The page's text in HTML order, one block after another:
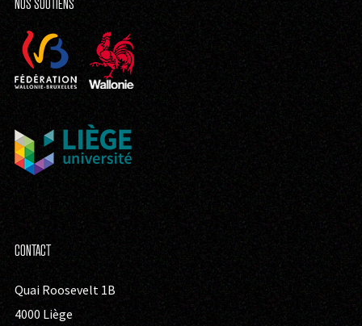
CONTACT
Quai Roosevelt 1B
4000 Liège